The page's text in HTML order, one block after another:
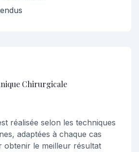
Chirurgicale
réalisée selon les techniques
adaptées à chaque cas
obtenir le meilleur résultat